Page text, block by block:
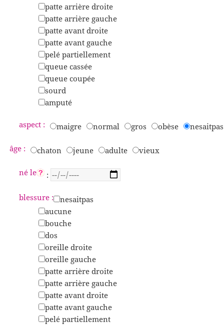
patte arrière droite
patte arrière gauche
patte avant droite
patte avant gauche
pelé partiellement
queue cassée
queue coupée
sourd
amputé
aspect : maigre normal gros obèse nesaitpas
âge : chaton jeune adulte vieux
né le :
blessure :
nesaitpas
aucune
bouche
dos
oreille droite
oreille gauche
patte arrière droite
patte arrière gauche
patte avant droite
patte avant gauche
pelé partiellement